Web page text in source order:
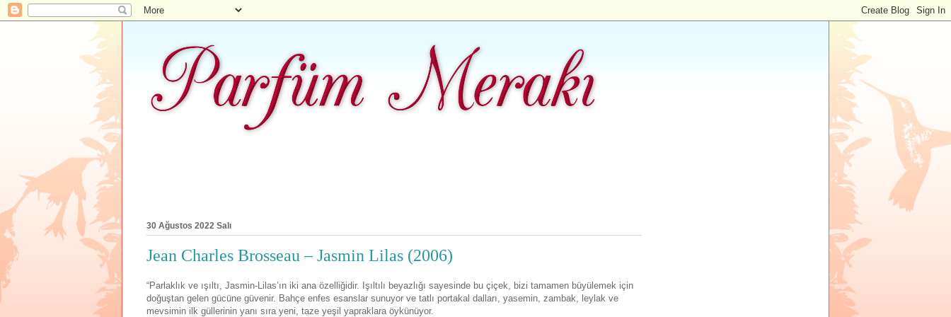
30 Ağustos 2022 Salı
Jean Charles Brosseau – Jasmin Lilas (2006)
“Parlaklık ve ışıltı, Jasmin-Lilas’ın iki ana özelliğidir. Işıltılı beyazlığı sayesinde bu çiçek, bizi tamamen büyülemek için
doğuştan gelen gücüne güvenir. Bahçe enfes esanslar sunuyor ve tatlı portakal dalları, yasemin, zambak, leylak ve
mevsimin ilk güllerinin yanı sıra yeni, taze yeşil yapraklara öykünüyor.